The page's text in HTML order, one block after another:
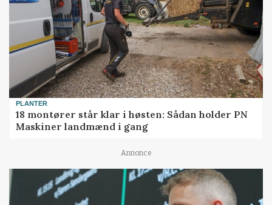
PLANTER
18 montører står klar i høsten: Sådan holder PN
Maskiner landmænd i gang
Annonce